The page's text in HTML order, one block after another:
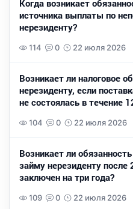
Когда возникает
источника выплаты по
нерезиденту?
114 0 22 июля 2026
Возникает ли налоговое
нерезиденту, если
не состоялась в течение
104 0 22 июля 2026
Возникает ли
займу нерезиденту после
заключен на три года?
109 0 22 июля 2026